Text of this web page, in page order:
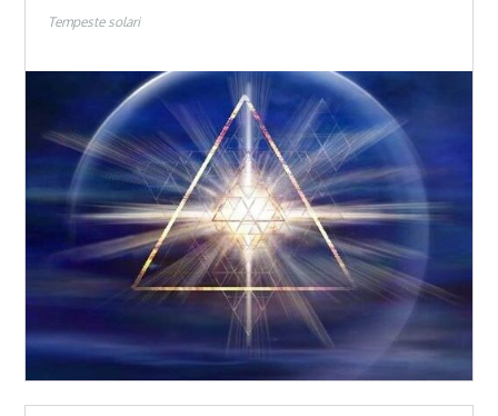
Tempeste solari